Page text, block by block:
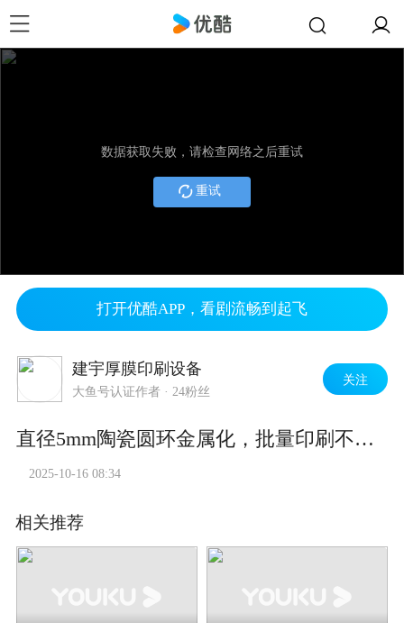
数据获取失败，请检查网络之后重试
重试
打开优酷APP，看剧流畅到起飞
建宇厚膜印刷设备
大鱼号认证作者 · 24粉丝
关注
直径5mm陶瓷圆环金属化，批量印刷不粘版，印刷成品膜厚均匀！#陶瓷环 #陶瓷金属化 #陶瓷金属化印刷机#厚膜印刷机#丝网印刷机
2025-10-16 08:34
相关推荐